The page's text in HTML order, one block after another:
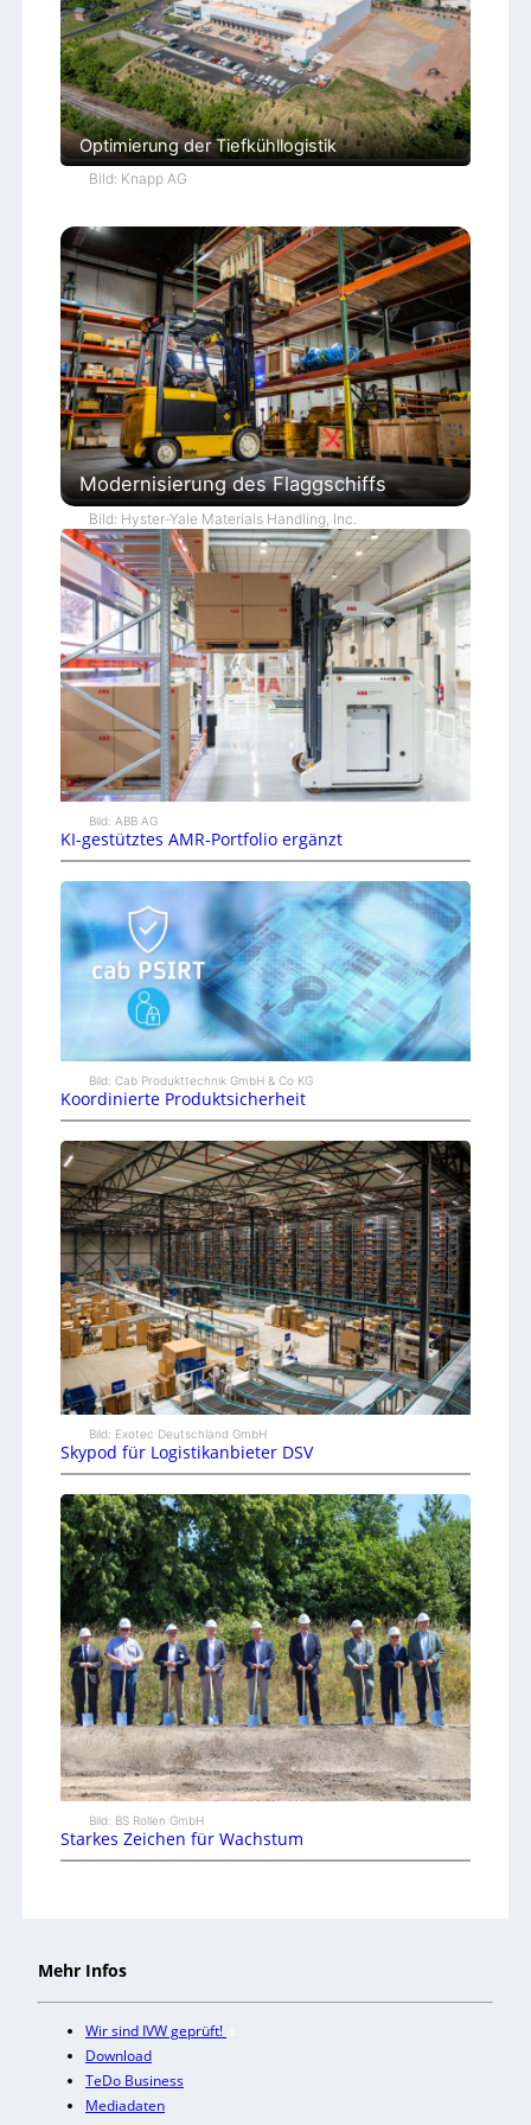
Optimierung der Tiefkühllogistik
Bild: Knapp AG
Modernisierung des Flaggschiffs
Bild: Hyster-Yale Materials Handling, Inc.
Bild: ABB AG
KI-gestütztes AMR-Portfolio ergänzt
Bild: Cab Produkttechnik GmbH & Co KG
Koordinierte Produktsicherheit
Bild: Exotec Deutschland GmbH
Skypod für Logistikanbieter DSV
Bild: BS Rollen GmbH
Starkes Zeichen für Wachstum
Mehr Infos
Wir sind IVW geprüft!
Download
TeDo Business
Mediadaten